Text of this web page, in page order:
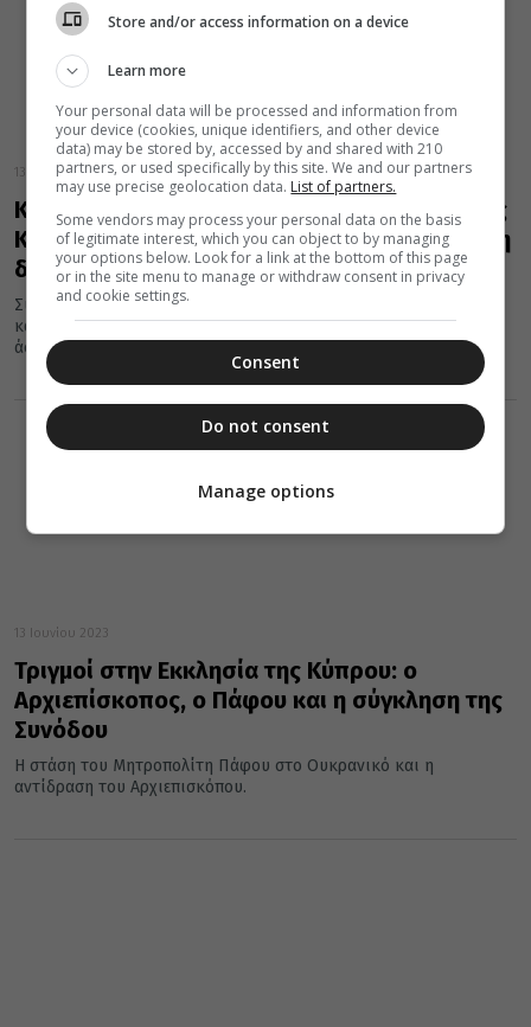
13 Ιουνίου 2023
Κύπρος: Συνεδριάζει η Ιερά Σύνοδος για τέως
Κιτίου, Παγκράτιο και Πιτσιλλίδη – Σε εξέλιξη
διαμαρτυρία – Βίντεο Φωτο
Συνεδριάζει αυτή την ώρα η Ιερά Σύνοδος, με κύριο θέμα την
καταδίκη του Μητροπολίτη τέως Κιτίου Χρυσόστομου για
άσεμνη...
13 Ιουνίου 2023
Τριγμοί στην Εκκλησία της Κύπρου: ο
Αρχιεπίσκοπος, ο Πάφου και η σύγκληση της
Συνόδου
Η στάση του Μητροπολίτη Πάφου στο Ουκρανικό και η
αντίδραση του Αρχιεπισκόπου.
Store and/or access information on a device
Learn more
Your personal data will be processed and information from
your device (cookies, unique identifiers, and other device
data) may be stored by, accessed by and shared with 210
partners, or used specifically by this site. We and our partners
may use precise geolocation data. List of partners.
Some vendors may process your personal data on the basis
of legitimate interest, which you can object to by managing
your options below. Look for a link at the bottom of this page
or in the site menu to manage or withdraw consent in privacy
and cookie settings.
Consent
Do not consent
Manage options